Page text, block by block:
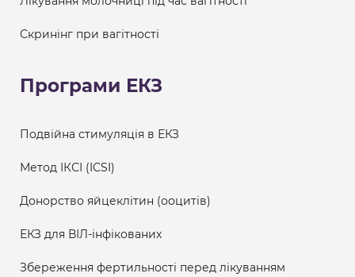
Скринінг при вагітності
Програми ЕКЗ
Подвійна стимуляція в ЕКЗ
Метод ІКСІ (ICSI)
Донорство яйцеклітин (ооцитів)
ЕКЗ для ВІЛ-інфікованих
Збереження фертильності перед лікуванням